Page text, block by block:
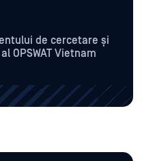
de cercetare și
OPSWAT Vietnam